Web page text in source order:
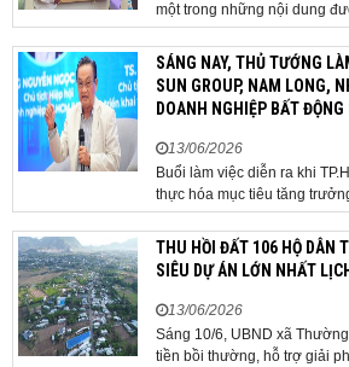
một trong những nội dung
nghiệp, các chuyên gia và
quan tâm khi tác động trực
dự án, thu hút đầu tư và sự
SÁNG NAY, THỦ TƯỚNG
SUN GROUP, NAM LONG,
DOANH NGHIỆP BẤT
13/06/2026
Buổi làm việc diễn ra khi
thực hóa mục tiêu tăng
giải ngân đầu tư công, hoàn
địa phương 2 cấp, phát triển
vướng mắc về cơ chế,
THU HỒI ĐẤT 106 HỘ DÂN
SIÊU DỰ ÁN LỚN NHẤT
13/06/2026
Sáng 10/6, UBND xã
tiền bồi thường, hỗ trợ giải